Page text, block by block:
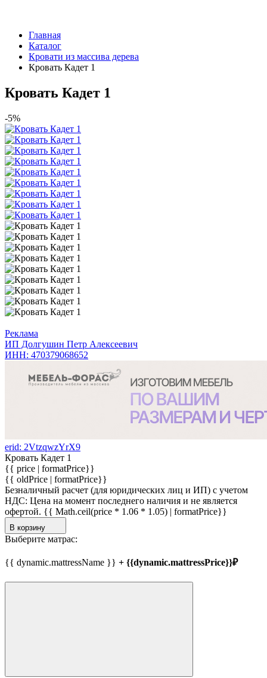
Главная
Каталог
Кровати из массива дерева
Кровать Кадет 1
Кровать Кадет 1
-5%
Реклама
ИП Долгушин Петр Алексеевич
ИНН: 470379068652
erid: 2VtzqwzYrX9
Кровать Кадет 1
{{ price | formatPrice}}
{{ oldPrice | formatPrice}}
Безналичный расчет (для юридических лиц и ИП) с учетом
НДС: Цена на момент последнего наличия и не является
офертой. {{ Math.ceil(price * 1.06 * 1.05) | formatPrice}}
В корзину
Выберите матрас:
{{ dynamic.mattressName }} + {{dynamic.mattressPrice}}₽